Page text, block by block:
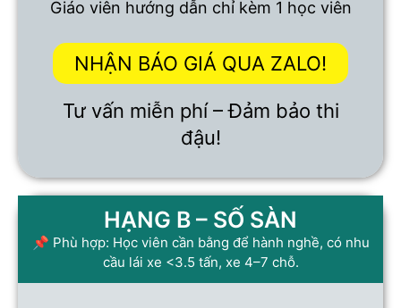
Giáo viên hướng dẫn chỉ kèm 1 học viên
NHẬN BÁO GIÁ QUA ZALO!
Tư vấn miễn phí – Đảm bảo thi
đậu!
HẠNG B – SỐ SÀN
📌 Phù hợp: Học viên cần bằng để hành nghề, có nhu
cầu lái xe <3.5 tấn, xe 4–7 chỗ.